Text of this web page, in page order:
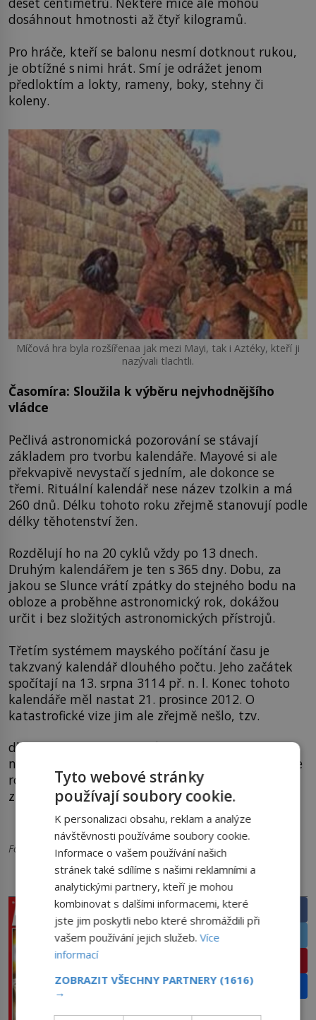
dosáhnout hmotnosti až čtyř kilogramů.
Pro hráče, kteří se balonu nesmí dotknout rukou,
je obtížné s nimi hrát. Smí je odrážet jenom
předloktím a lokty, rameny, boky, stehny či
koleny.
Míčová hra byla rozšířenaa jak mezi Mayi, tak i Aztéky, kteří ji
nazývali tlachtli.
Časomíra: Sloužila k výběru nejvhodnějšího
vládce
Pečlivá astronomická pozorování se stávají
základem pro tvorbu kalendáře. Mayové si ale
překvapivě nevystačí s jedním, ale dokonce se
třemi. Rituální kalendář nese název tzolkin a má
260 dnů. Délku tohoto roku zřejmě stanovují podle
délky těhotenství žen.
Rozdělují ho na 20 cyklů vždy po 13 dnech.
Druhým kalendářem je ten s 365 dny. Dobu, za
jakou se Slunce vrátí zpátky do stejného bodu na
obloze a proběhne astronomický rok, dokážou
určit i bez složitých astronomických přístrojů.
Třetím systémem mayského počítání času je
takzvaný kalendář dlouhého počtu. Jeho začátek
spočítají na 13. srpna 3114 př. n. l. Konec tohoto
kalendáře měl nastat 21. prosince 2012. O
katastrofické vize jim ale zřejmě nešlo, tzv.
dlouhý počet sloužil Mayům spíše k výběru toho
nejlepšího nového vládce. Z možných kandidátů se
rozhodovalo na základě rodokmenu sestaveného
z kalendářových výpočtů.
Foto: Publicdomainvectors.org, pixnio.com, wikipedia.org
PRÁVĚ V PRODEJI SDÍLEJTE ČLÁNEK
Facebook
Twitter
Email
Tyto webové stránky
používají soubory cookie.
K personalizaci obsahu, reklam a analýze
návštěvnosti používáme soubory cookie.
Informace o vašem používání našich
stránek také sdílíme s našimi reklamními a
analytickými partnery, kteří je mohou
kombinovat s dalšími informacemi, které
jste jim poskytli nebo které shromáždili při
vašem používání jejich služeb.Více
informací
ZOBRAZIT VŠECHNY PARTNERY (1616)
→